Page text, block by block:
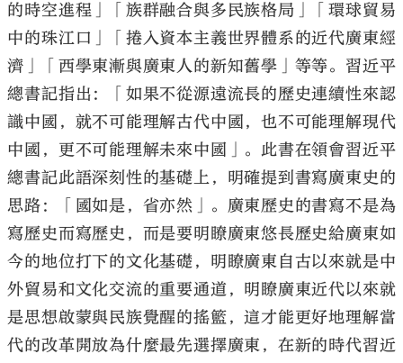
的時空進程」「族群融合與多民族格局」「環球貿易
中的珠江口」「捲入資本主義世界體系的近代廣東經
濟」「西學東漸與廣東人的新知舊學」等等。習近平
總書記指出：「如果不從源遠流長的歷史連續性來認
識中國，就不可能理解古代中國，也不可能理解現代
中國，更不可能理解未來中國」。此書在領會習近平
總書記此語深刻性的基礎上，明確提到書寫廣東史的
思路：「國如是，省亦然」。廣東歷史的書寫不是為
寫歷史而寫歷史，而是要明瞭廣東悠長歷史給廣東如
今的地位打下的文化基礎，明瞭廣東自古以來就是中
外貿易和文化交流的重要通道，明瞭廣東近代以來就
是思想啟蒙與民族覺醒的搖籃，這才能更好地理解當
代的改革開放為什麼最先選擇廣東，在新的時代習近